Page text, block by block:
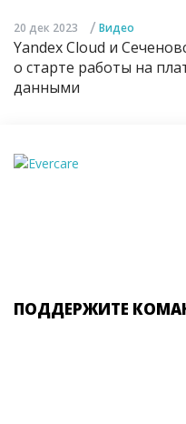
20 дек 2023 / Видео
Yandex Cloud и
о старте работы на
данными
ПОДДЕРЖИТЕ